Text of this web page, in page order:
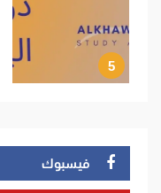
5
فيسبوك